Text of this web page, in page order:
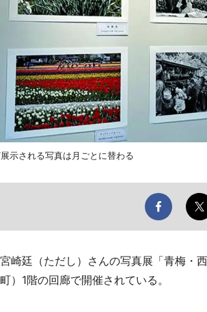
示される写真は月ごとに替わる
崎廷（ただし）さんの写真展「青梅・
）1階の回廊で開催されている。